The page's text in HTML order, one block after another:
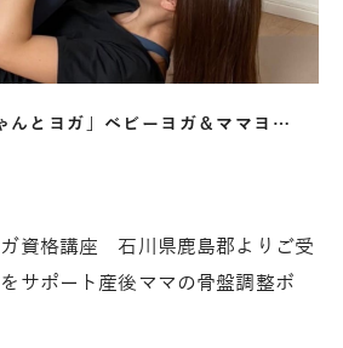
んとヨガ」ベビーヨガ＆ママヨ…
ガ資格講座 石川県鹿島郡よりご受
サポート産後ママの骨盤調整ボ